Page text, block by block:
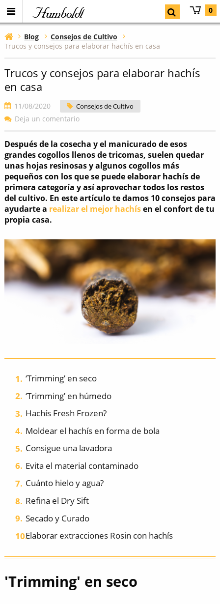
Humboldt 0
Blog
Consejos de Cultivo
Trucos y consejos para elaborar hachís en casa
Trucos y consejos para elaborar hachís
en casa
11/08/2020 Consejos de Cultivo
Deja un comentario
Después de la cosecha y el manicurado de esos
grandes cogollos llenos de tricomas, suelen quedar
unas hojas resinosas y algunos cogollos más
pequeños con los que se puede elaborar hachís de
primera categoría y así aprovechar todos los restos
del cultivo. En este artículo te damos 10 consejos para
ayudarte a realizar el mejor hachísen el confort de tu
propia casa.
‘Trimming’ en seco
‘Trimming’ en húmedo
Hachís Fresh Frozen?
Moldear el hachís en forma de bola
Consigue una lavadora
Evita el material contaminado
Cuánto hielo y agua?
Refina el Dry Sift
Secado y Curado
Elaborar extracciones Rosin con hachís
'Trimming' en seco